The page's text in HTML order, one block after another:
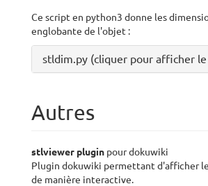
Ce script en python3 donne les
englobante de l'objet :
stldim.py (cliquer pour afficher le
Autres
stlviewer plugin pour dokuwiki
Plugin dokuwiki permettant d'afficher
de manière interactive.